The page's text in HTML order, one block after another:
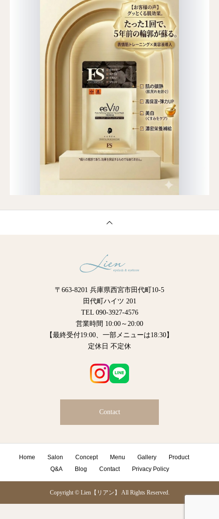
〒663-8201 兵庫県西宮市田代町10-5
田代町ハイツ 201
TEL 090-3927-4576
営業時間 10:00～20:00
【最終受付19:00、一部メニューは18:30】
定休日 不定休
Contact
Home Salon Concept Menu Gallery
Product
Q&A
Blog Contact Privacy Policy
Copyright © Lien【リアン】 All Rights Reserved.